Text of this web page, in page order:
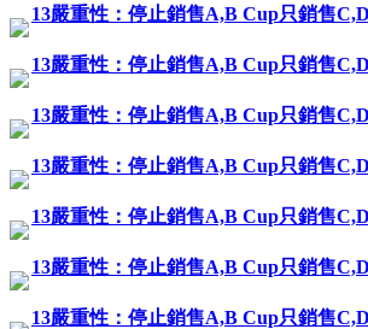
13嚴重性：停止銷售A,B Cup只銷售
13嚴重性：停止銷售A,B Cup只銷售
13嚴重性：停止銷售A,B Cup只銷售
13嚴重性：停止銷售A,B Cup只銷售
13嚴重性：停止銷售A,B Cup只銷售
13嚴重性：停止銷售A,B Cup只銷售
13嚴重性：停止銷售A,B Cup只銷售